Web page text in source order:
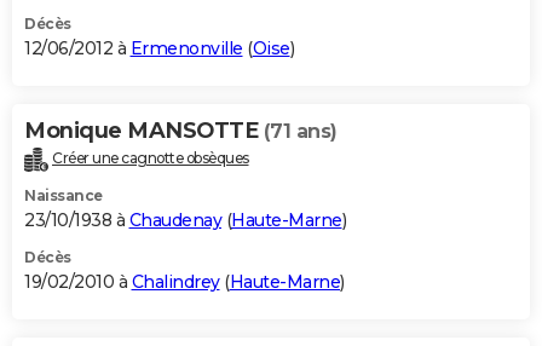
Décès
12/06/2012 à Ermenonville (Oise)
Monique MANSOTTE (71 ans)
Créer une cagnotte obsèques
Naissance
23/10/1938 à Chaudenay(Haute-Marne)
Décès
19/02/2010 à Chalindrey(Haute-Marne)